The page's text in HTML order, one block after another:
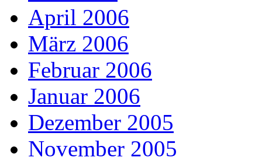
April 2006
März 2006
Februar 2006
Januar 2006
Dezember 2005
November 2005